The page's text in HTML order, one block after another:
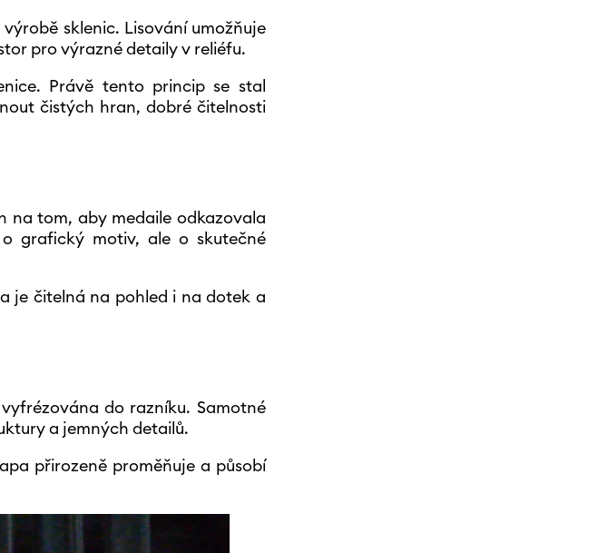
sklenic. Lisování umožňuje
pro výrazné detaily v reliéfu.
Právě tento princip se stal
čistých hran, dobré čitelnosti
na tom, aby medaile odkazovala
grafický motiv, ale o skutečné
je čitelná na pohled i na dotek a
do razníku. Samotné
a jemných detailů.
přirozeně proměňuje a působí